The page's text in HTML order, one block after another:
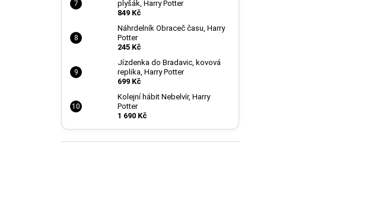
plyšák, Harry Potter
849 Kč
Náhrdelník Obraceč času, Harry
Potter
245 Kč
Jízdenka do Bradavic, kovová
replika, Harry Potter
699 Kč
Kolejní hábit Nebelvír, Harry
Potter
1 690 Kč